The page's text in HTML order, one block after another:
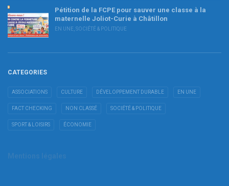
Pétition de la FCPE pour sauver une classe à la
maternelle Joliot-Curie à Châtillon
EN UNE SOCIÉTÉ & POLITIQUE
CATEGORIES
ASSOCIATIONS CULTURE DÉVELOPPEMENT DURABLE EN UNE
FACT CHECKING NON CLASSÉ SOCIÉTÉ & POLITIQUE
SPORT & LOISIRS ÉCONOMIE